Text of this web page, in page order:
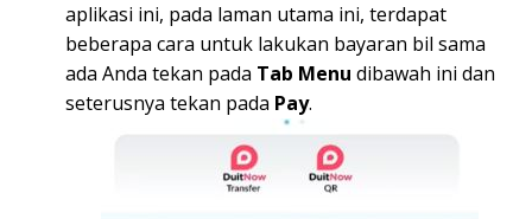
aplikasi ini, pada laman utama ini, terdapat
beberapa cara untuk lakukan bayaran bil sama
ada Anda tekan pada Tab Menu dibawah ini dan
seterusnya tekan pada Pay.